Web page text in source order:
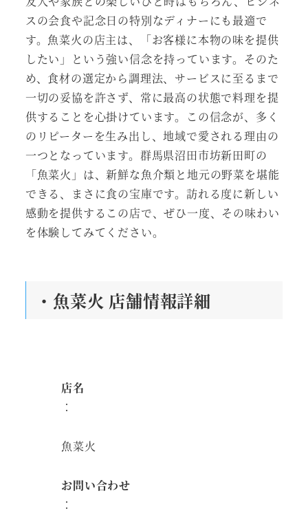
スの会食や記念日の特別なディナーにも最適で
す。魚菜火の店主は、「お客様に本物の味を提供
したい」という強い信念を持っています。そのた
め、食材の選定から調理法、サービスに至るまで
一切の妥協を許さず、常に最高の状態で料理を提
供することを心掛けています。この信念が、多く
のリピーターを生み出し、地域で愛される理由の
一つとなっています。群馬県沼田市坊新田町の
「魚菜火」は、新鮮な魚介類と地元の野菜を堪能
できる、まさに食の宝庫です。訪れる度に新しい
感動を提供するこの店で、ぜひ一度、その味わい
を体験してみてください。
・魚菜火 店舗情報詳細
店名
：
魚菜火
お問い合わせ
：